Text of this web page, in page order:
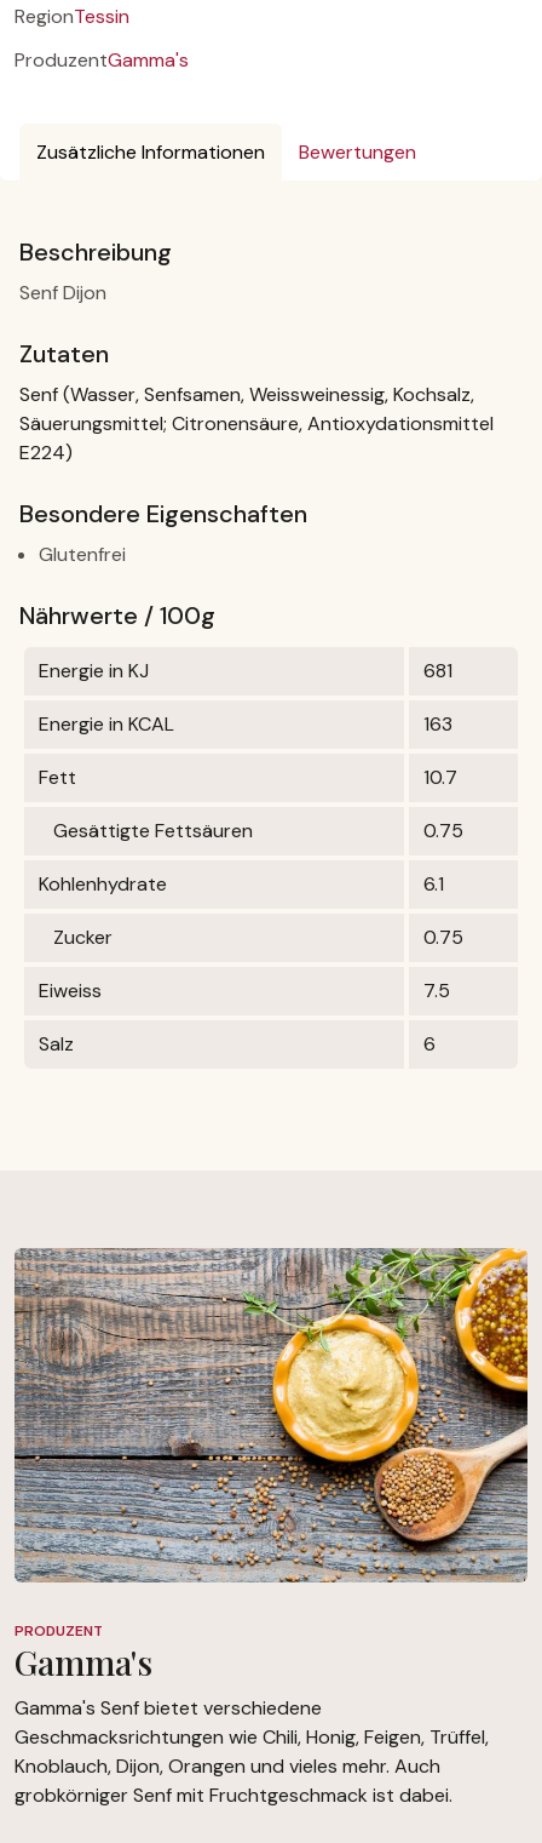
RegionTessin
ProduzentGamma's
Zusätzliche Informationen Bewertungen
Beschreibung
Senf Dijon
Zutaten
Senf (Wasser, Senfsamen, Weissweinessig, Kochsalz,
Säuerungsmittel; Citronensäure, Antioxydationsmittel
E224)
Besondere Eigenschaften
Glutenfrei
Nährwerte / 100g
Energie in KJ 681
Energie in KCAL 163
Fett 10.7
Gesättigte Fettsäuren 0.75
Kohlenhydrate 6.1
Zucker 0.75
Eiweiss 7.5
Salz 6
PRODUZENT
Gamma's
Gamma's Senf bietet verschiedene
Geschmacksrichtungen wie Chili, Honig, Feigen, Trüffel,
Knoblauch, Dijon, Orangen und vieles mehr. Auch
grobkörniger Senf mit Fruchtgeschmack ist dabei.